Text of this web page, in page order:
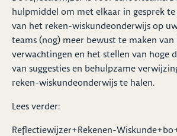
hulpmiddel om met elkaar in gesprek
van het reken-wiskundeonderwijs op
teams (nog) meer bewust te maken
verwachtingen en het stellen van hoge
van suggesties en behulpzame
reken-wiskundeonderwijs te halen.
Lees verder:
Reflectiewijzer+Rekenen-